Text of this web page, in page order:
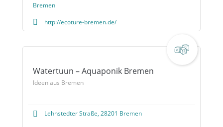
Bremen
http://ecoture-bremen.de/
Watertuun – Aquaponik Bremen
Ideen aus Bremen
Lehnstedter Straße, 28201 Bremen